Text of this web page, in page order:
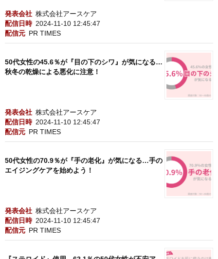
発表会社 株式会社アースケア
配信日時 2024-11-10 12:45:47
配信元 PR TIMES
50代女性の45.6％が『目の下のシワ』が気になる…
秋冬の乾燥による悪化に注意！
発表会社 株式会社アースケア
配信日時 2024-11-10 12:45:47
配信元 PR TIMES
50代女性の70.9％が『手の老化』が気になる…手の
エイジングケアを始めよう！
発表会社 株式会社アースケア
配信日時 2024-11-10 12:45:47
配信元 PR TIMES